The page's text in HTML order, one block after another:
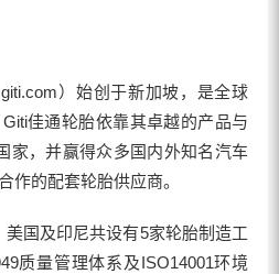
）始创于新加坡，是全球
佳通轮胎依靠其卓越的产品与
家，并赢得众多国内外知名汽车
作的配套轮胎供应商。
国及印尼共设有5家轮胎制造工
质量管理体系及ISO14001环境